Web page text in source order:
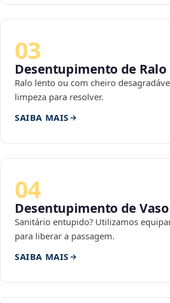
03
Desentupimento de Ralo
Ralo lento ou com cheiro
limpeza para resolver.
SAIBA MAIS
04
Desentupimento de
Sanitário entupido? Utilizamos
para liberar a passagem.
SAIBA MAIS